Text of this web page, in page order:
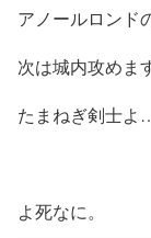
アノールロンド
次は城内攻めま
たまねぎ剣士よ
よ死なに。